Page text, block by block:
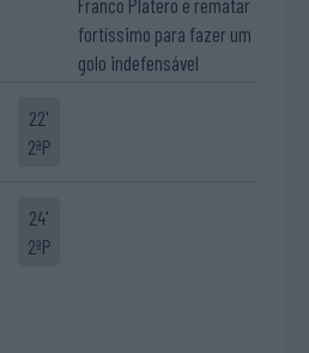
fortíssimo para fazer um
golo indefensável
22'
2ªP
24'
2ªP